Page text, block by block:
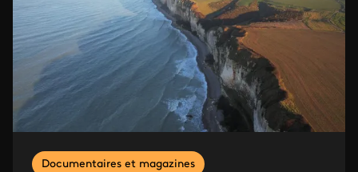
Documentaires et magazines